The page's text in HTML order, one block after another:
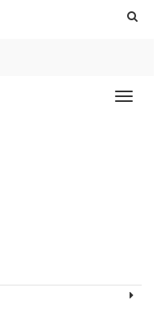
Toggle